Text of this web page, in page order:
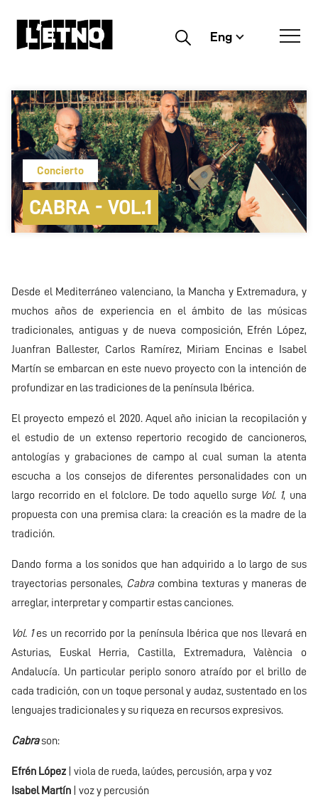
Buscar Eng
Concierto
CABRA - VOL.1
Desde el Mediterráneo valenciano, la Mancha y Extremadura, y
muchos años de experiencia en el ámbito de las músicas
tradicionales, antiguas y de nueva composición, Efrén López,
Juanfran Ballester, Carlos Ramírez, Miriam Encinas e Isabel
Martín se embarcan en este nuevo proyecto con la intención de
profundizar en las tradiciones de la península Ibérica.
El proyecto empezó el 2020. Aquel año inician la recopilación y
el estudio de un extenso repertorio recogido de cancioneros,
antologías y grabaciones de campo al cual suman la atenta
escucha a los consejos de diferentes personalidades con un
largo recorrido en el folclore. De todo aquello surge Vol. 1, una
propuesta con una premisa clara: la creación es la madre de la
tradición.
Dando forma a los sonidos que han adquirido a lo largo de sus
trayectorias personales, Cabra combina texturas y maneras de
arreglar, interpretar y compartir estas canciones.
Vol. 1es un recorrido por la península Ibérica que nos llevará en
Asturias, Euskal Herria, Castilla, Extremadura, València o
Andalucía. Un particular periplo sonoro atraído por el brillo de
cada tradición, con un toque personal y audaz, sustentado en los
lenguajes tradicionales y su riqueza en recursos expresivos.
Cabrason:
Efrén López | viola de rueda, laúdes, percusión, arpa y voz
Isabel Martín | voz y percusión